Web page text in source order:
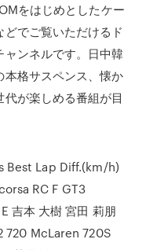
をはじめとしたケー
でご覧いただけるド
ンネルです。日中韓
格サスペンス、懐か
が楽しめる番組が目
Best Lap Diff.(km/h)
RC F GT3
吉本 大樹 宮田 莉朋
720 McLaren 720S